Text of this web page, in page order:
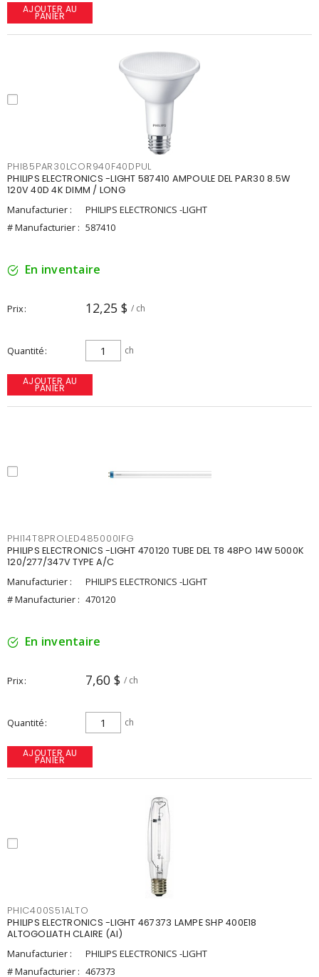
AJOUTER AU
PANIER
PHI85PAR30LCOR940F40DPUL
PHILIPS ELECTRONICS -LIGHT 587410 AMPOULE DEL PAR30 8.5W
120V 40D 4K DIMM / LONG
Manufacturier :
PHILIPS ELECTRONICS -LIGHT
# Manufacturier : 587410
En inventaire
Prix 12,25 $ / ch
Quantité ch
AJOUTER AU
PANIER
PHI14T8PROLED485000IFG
PHILIPS ELECTRONICS -LIGHT 470120 TUBE DEL T8 48PO 14W 5000K
120/277/347V TYPE A/C
Manufacturier :
PHILIPS ELECTRONICS -LIGHT
# Manufacturier : 470120
En inventaire
Prix 7,60 $ / ch
Quantité ch
AJOUTER AU
PANIER
PHIC400S51ALTO
PHILIPS ELECTRONICS -LIGHT 467373 LAMPE SHP 400E18
ALTOGOLIATH CLAIRE (AI)
Manufacturier :
PHILIPS ELECTRONICS -LIGHT
# Manufacturier : 467373